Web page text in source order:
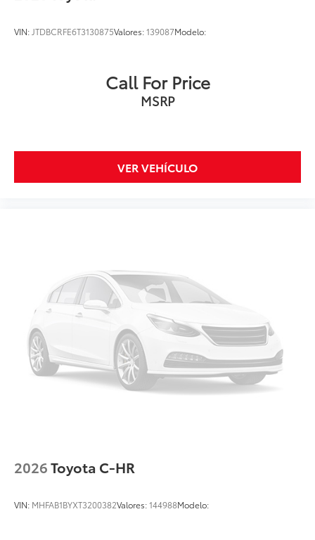
VIN: JTDBCRFE6T3130875Valores:139087Modelo:
Call For Price
MSRP
VER VEHÍCULO
2026Toyota C-HR
VIN: MHFAB1BYXT3200382Valores:144988Modelo: